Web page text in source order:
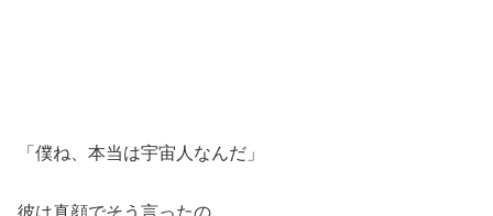
「僕ね、本当は宇宙人なんだ」
彼は真顔でそう言ったの。